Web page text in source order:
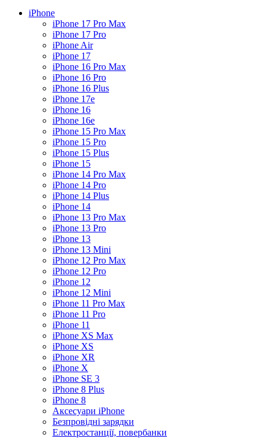
iPhone
iPhone 17 Pro Max
iPhone 17 Pro
iPhone Air
iPhone 17
iPhone 16 Pro Max
iPhone 16 Pro
iPhone 16 Plus
iPhone 17e
iPhone 16
iPhone 16e
iPhone 15 Pro Max
iPhone 15 Pro
iPhone 15 Plus
iPhone 15
iPhone 14 Pro Max
iPhone 14 Pro
iPhone 14 Plus
iPhone 14
iPhone 13 Pro Max
iPhone 13 Pro
iPhone 13
iPhone 13 Mini
iPhone 12 Pro Max
iPhone 12 Pro
iPhone 12
iPhone 12 Mini
iPhone 11 Pro Max
iPhone 11 Pro
iPhone 11
iPhone XS Max
iPhone XS
iPhone XR
iPhone X
iPhone SE 3
iPhone 8 Plus
iPhone 8
Аксесуари iPhone
Безпровідні зарядки
Електростанції, повербанки